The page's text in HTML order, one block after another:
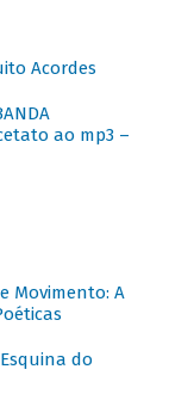
Acordes
ao mp3 –
Movimento: A
do